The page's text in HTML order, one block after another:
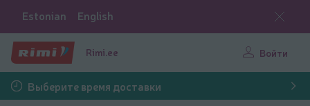
Estonian English
Rimi.ee Войти
Выберите время доставки